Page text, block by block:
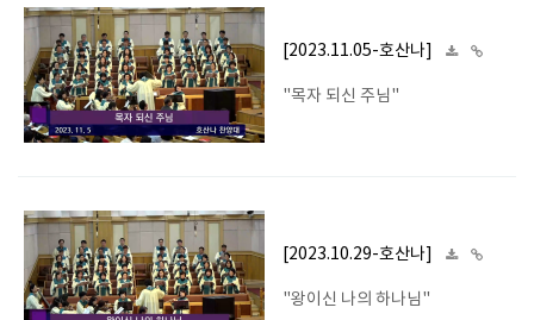
[2023.11.05-호산나]
"목자 되신 주님"
[2023.10.29-호산나]
"왕이신 나의 하나님"